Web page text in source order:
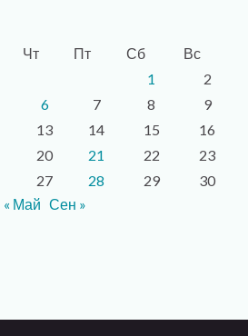
Чт Пт Сб
Вс
1
2
6 7 8
9
13 14 15
16
20 21 22
23
27 28 29
30
« Май Сен »